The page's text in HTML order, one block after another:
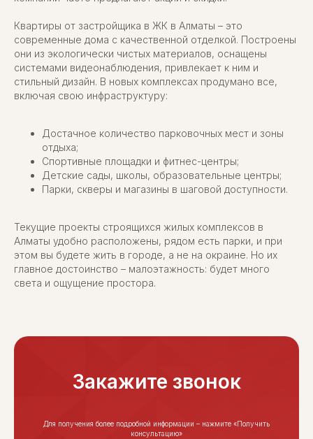
Квартиры от застройщика в ЖК в Алматы – это
современные дома с качественной отделкой. Построены
они из экологически чистых материалов, оснащены
системами видеонаблюдения, привлекает к ним и
стильный дизайн. В новых комплексах продумано все,
включая свою инфраструктуру:
Достачное количество парковочных мест и зоны
отдыха;
Спортивные площадки и фитнес-центры;
Детские сады, школы, образовательные центры;
Парки, скверы и магазины в шаговой доступности.
Текущие проекты строящихся жилых комплексов в
Алматы удобно расположены, рядом есть парки, и при
этом вы будете жить в городе, а не на окраине. Но их
главное достоинство – малоэтажность: будет много
света и ощущение простора.
Закажите звонок
Для получения более подробной информации – нажмите «Получить
консультацию»